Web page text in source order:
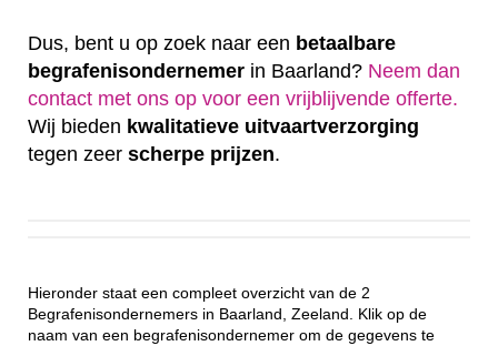
Dus, bent u op zoek naar een betaalbare
begrafenisondernemer in Baarland? Neem dan
contact met ons op voor een vrijblijvende offerte‎.
Wij bieden kwalitatieve uitvaartverzorging
tegen zeer scherpe prijzen.
Hieronder staat een compleet overzicht van de 2
Begrafenisondernemers in Baarland, Zeeland. Klik op de
naam van een begrafenisondernemer om de gegevens te